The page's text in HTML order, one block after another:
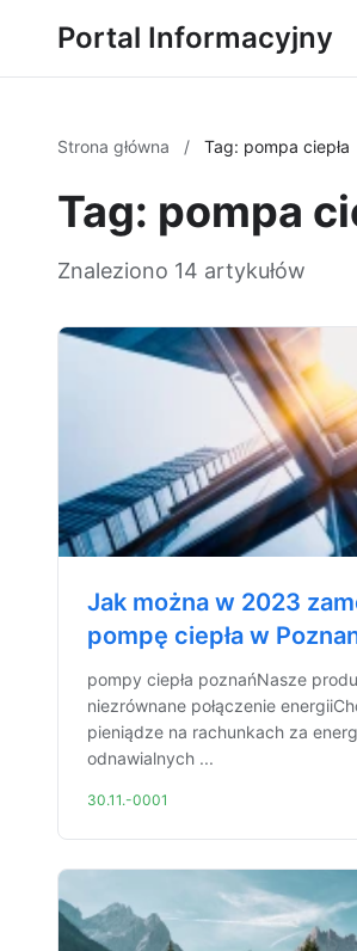
Portal Informacyjny
Strona główna / Tag: pompa ciepła
Tag: pompa
Znaleziono 14 artykułów
Jak można w 2023
pompę ciepła w
pompy ciepła poznańNasze
niezrównane połączenie
pieniądze na rachunkach za
odnawialnych ...
30.11.-0001